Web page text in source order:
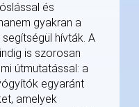
és
gyakran a
hívták. A
is szorosan
útmutatással: a
egyaránt
amelyek